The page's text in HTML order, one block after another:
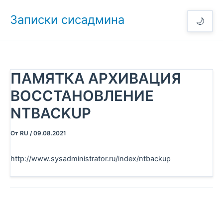
🌙
Записки сисадмина
ПАМЯТКА АРХИВАЦИЯ
ВОССТАНОВЛЕНИЕ
NTBACKUP
От RU /09.08.2021
http://www.sysadministrator.ru/index/ntbackup